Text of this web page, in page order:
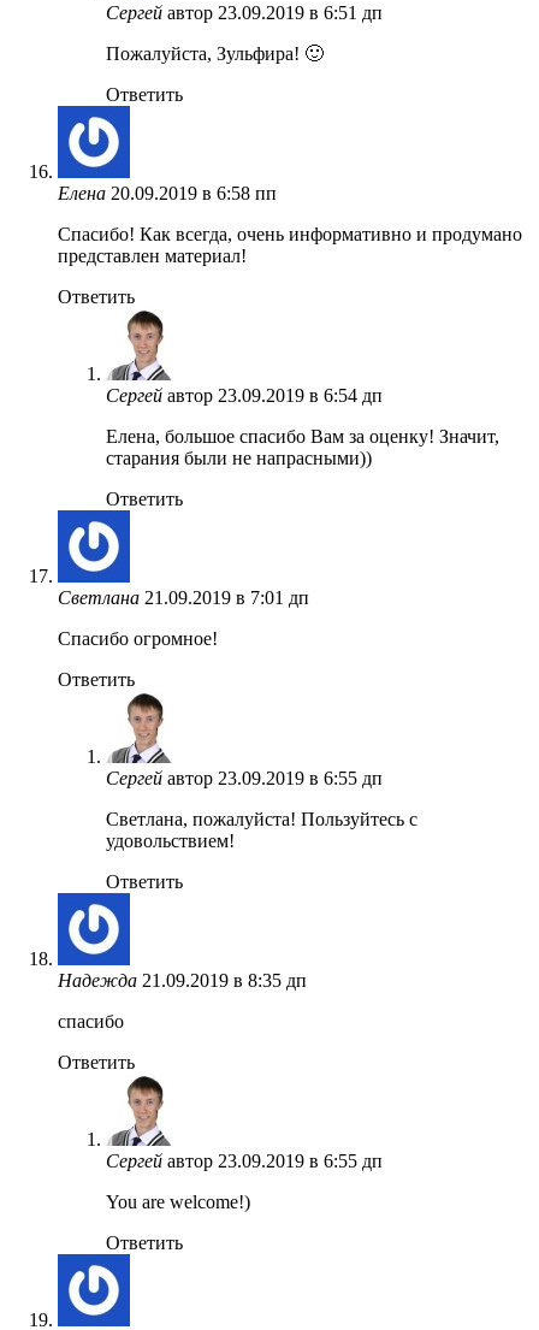
Сергей автор 23.09.2019 в 6:51 дп
Пожалуйста, Зульфира! 🙂
Ответить
Елена 20.09.2019 в 6:58 пп
Спасибо! Как всегда, очень информативно и продумано
представлен материал!
Ответить
Сергей автор 23.09.2019 в 6:54 дп
Елена, большое спасибо Вам за оценку! Значит,
старания были не напрасными))
Ответить
Светлана 21.09.2019 в 7:01 дп
Спасибо огромное!
Ответить
Сергей автор 23.09.2019 в 6:55 дп
Светлана, пожалуйста! Пользуйтесь с
удовольствием!
Ответить
Надежда 21.09.2019 в 8:35 дп
спасибо
Ответить
Сергей автор 23.09.2019 в 6:55 дп
You are welcome!)
Ответить